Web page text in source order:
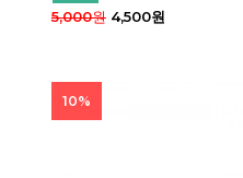
5,000원 4,500원
10%